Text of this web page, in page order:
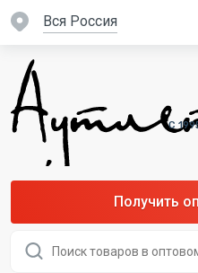
вся Россия
C
Получить
товаров